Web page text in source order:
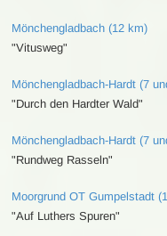
Mönchengladbach (12 km)
"Vitusweg"
Mönchengladbach-Hardt (7
"Durch den Hardter Wald"
Mönchengladbach-Hardt (7
"Rundweg Rasseln"
Moorgrund OT Gumpelstadt
"Auf Luthers Spuren"